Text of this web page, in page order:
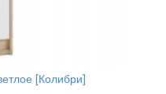
[Колибри]